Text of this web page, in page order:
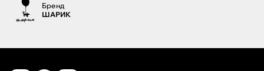
Бренд
ШАРИК